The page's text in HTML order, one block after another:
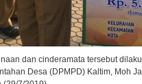
dan cinderamata tersebut
Desa (DPMPD) Kaltim, Moh